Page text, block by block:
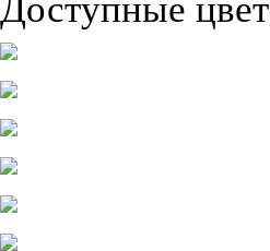
Доступные